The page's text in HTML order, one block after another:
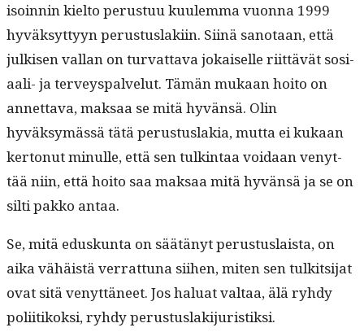
isoin­nin kiel­to perus­tuu kuulem­ma vuon­na 1999
hyväksyt­tyyn perus­tus­laki­in. Siinä san­o­taan, että
julkisen val­lan on tur­vat­ta­va jokaiselle riit­tävät sosi­
aali- ja ter­veyspalve­lut. Tämän mukaan hoito on
annet­ta­va, mak­saa se mitä hyvän­sä. Olin
hyväksymässä tätä perus­tus­lakia, mut­ta ei kukaan
ker­tonut min­ulle, että sen tulk­in­taa voidaan venyt­
tää niin, että hoito saa mak­saa mitä hyvän­sä ja se on
silti pakko antaa.
Se, mitä eduskun­ta on säätänyt perus­tus­laista, on
aika vähäistä ver­rat­tuna siihen, miten sen tulk­it­si­jat
ovat sitä venyt­täneet. Jos halu­at val­taa, älä ryhdy
poli­itikok­si, ryhdy perustuslakijuristiksi.